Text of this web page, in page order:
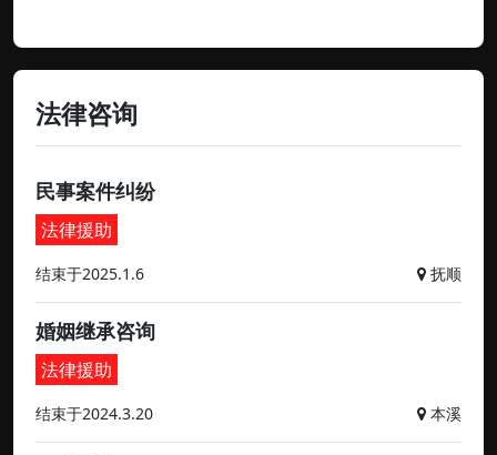
法律咨询
民事案件纠纷
法律援助
结束于2025.1.6 抚顺
婚姻继承咨询
法律援助
结束于2024.3.20 本溪